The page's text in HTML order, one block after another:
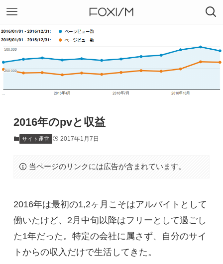
2016年のpvと収益
サイト運営 2017年1月7日
当ページのリンクには広告が含まれています。
2016年は最初の1,2ヶ月こそはアルバイトとして
働いたけど、2月中旬以降はフリーとして過ごし
た1年だった。特定の会社に属さず、自分のサイ
トからの収入だけで生活してきた。